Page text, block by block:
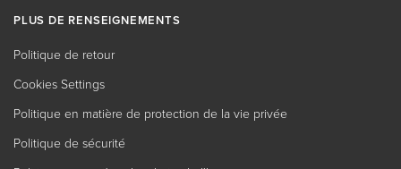
PLUS DE RENSEIGNEMENTS
Politique de retour
Cookies Settings
Politique en matière de protection de la vie privée
Politique de sécurité